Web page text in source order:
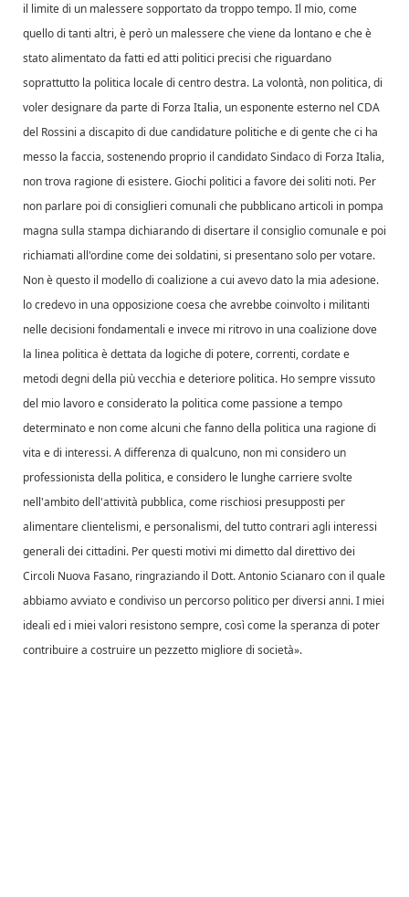
il limite di un malessere sopportato da troppo tempo. Il mio, come
quello di tanti altri, è però un malessere che viene da lontano e che è
stato alimentato da fatti ed atti politici precisi che riguardano
soprattutto la politica locale di centro destra. La volontà, non politica, di
voler designare da parte di Forza Italia, un esponente esterno nel CDA
del Rossini a discapito di due candidature politiche e di gente che ci ha
messo la faccia, sostenendo proprio il candidato Sindaco di Forza Italia,
non trova ragione di esistere. Giochi politici a favore dei soliti noti. Per
non parlare poi di consiglieri comunali che pubblicano articoli in pompa
magna sulla stampa dichiarando di disertare il consiglio comunale e poi
richiamati all'ordine come dei soldatini, si presentano solo per votare.
Non è questo il modello di coalizione a cui avevo dato la mia adesione.
lo credevo in una opposizione coesa che avrebbe coinvolto i militanti
nelle decisioni fondamentali e invece mi ritrovo in una coalizione dove
la linea politica è dettata da logiche di potere, correnti, cordate e
metodi degni della più vecchia e deteriore politica. Ho sempre vissuto
del mio lavoro e considerato la politica come passione a tempo
determinato e non come alcuni che fanno della politica una ragione di
vita e di interessi. A differenza di qualcuno, non mi considero un
professionista della politica, e considero le lunghe carriere svolte
nell'ambito dell'attività pubblica, come rischiosi presupposti per
alimentare clientelismi, e personalismi, del tutto contrari agli interessi
generali dei cittadini. Per questi motivi mi dimetto dal direttivo dei
Circoli Nuova Fasano, ringraziando il Dott. Antonio Scianaro con il quale
abbiamo avviato e condiviso un percorso politico per diversi anni. I miei
ideali ed i miei valori resistono sempre, così come la speranza di poter
contribuire a costruire un pezzetto migliore di società».